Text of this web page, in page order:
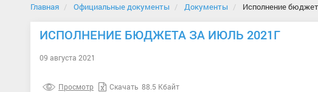
Главная Официальные документы Документы Исполнение
ИСПОЛНЕНИЕ БЮДЖЕТА ЗА ИЮЛЬ 2021Г
09 августа 2021
Просмотр Скачать 88.5 Кбайт